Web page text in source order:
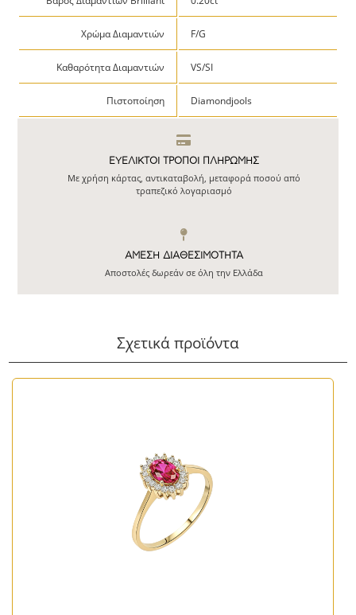
Χρώμα Διαμαντιών F/G
Καθαρότητα Διαμαντιών VS/SI
Πιστοποίηση Diamondjools
ΕΥΕΛΙΚΤΟΙ ΤΡΟΠΟΙ ΠΛΗΡΩΜΗΣ
Με χρήση κάρτας, αντικαταβολή, μεταφορά ποσού από
τραπεζικό λογαριασμό
ΆΜΕΣΗ ΔΙΑΘΕΣΙΜΌΤΗΤΑ
Αποστολές δωρεάν σε όλη την Ελλάδα
Σχετικά προϊόντα